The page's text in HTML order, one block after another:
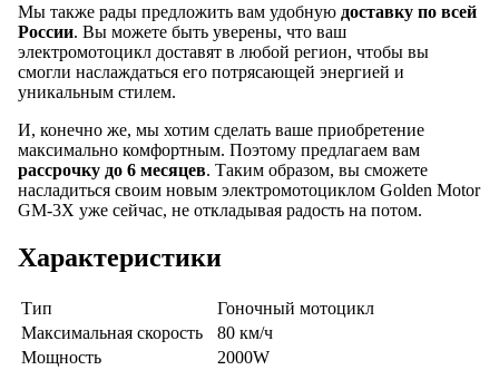
Мы также рады предложить вам удобную доставку по всей
России. Вы можете быть уверены, что ваш
электромотоцикл доставят в любой регион, чтобы вы
смогли наслаждаться его потрясающей энергией и
уникальным стилем.
И, конечно же, мы хотим сделать ваше приобретение
максимально комфортным. Поэтому предлагаем вам
рассрочку до 6 месяцев. Таким образом, вы сможете
насладиться своим новым электромотоциклом Golden Motor
GM-3X уже сейчас, не откладывая радость на потом.
Характеристики
Тип
Гоночный мотоцикл
Максимальная скорость
80 км/ч
Мощность
2000W